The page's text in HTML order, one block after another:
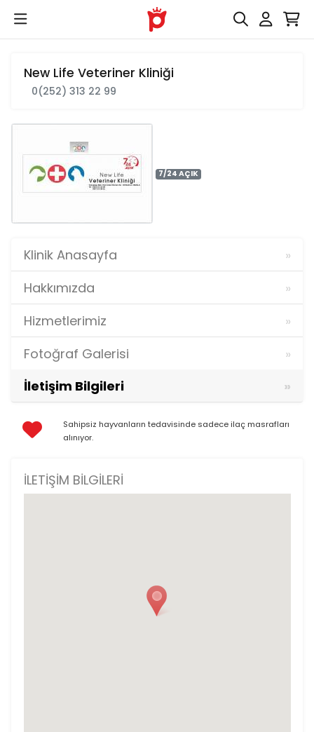
New Life Veteriner Kliniği
0(252) 313 22 99
7/24 AÇIK
Klinik Anasayfa
Hakkımızda
Hizmetlerimiz
Fotoğraf Galerisi
İletişim Bilgileri
Sahipsiz hayvanların tedavisinde sadece ilaç masrafları
alınıyor.
İLETIŞIM BILGILERI